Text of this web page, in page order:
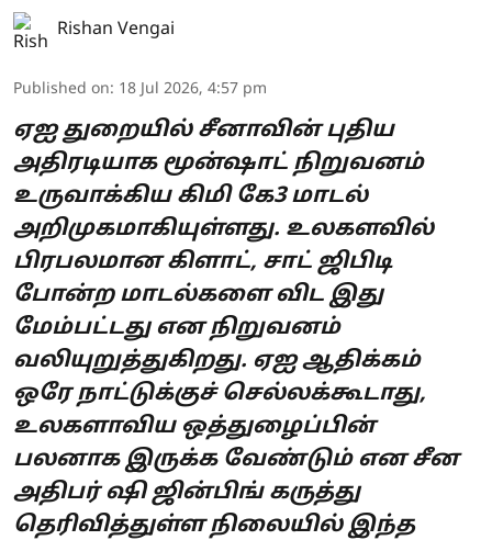
Rishan Vengai
Published on: 18 Jul 2026, 4:57 pm
ஏஐ துறையில் சீனாவின் புதிய
அதிரடியாக மூன்ஷாட் நிறுவனம்
உருவாக்கிய கிமி கே3 மாடல்
அறிமுகமாகியுள்ளது. உலகளவில்
பிரபலமான கிளாட், சாட் ஜிபிடி
போன்ற மாடல்களை விட இது
மேம்பட்டது என நிறுவனம்
வலியுறுத்துகிறது. ஏஐ ஆதிக்கம்
ஒரே நாட்டுக்குச் செல்லக்கூடாது,
உலகளாவிய ஒத்துழைப்பின்
பலனாக இருக்க வேண்டும் என சீன
அதிபர் ஷி ஜின்பிங் கருத்து
தெரிவித்துள்ள நிலையில் இந்த